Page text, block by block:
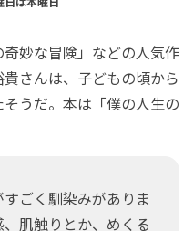
妙な冒険」などの人気作
さんは、子どもの頃から
うだ。本は「僕の人生の
ごく馴染みがありま
肌触りとか、めくる